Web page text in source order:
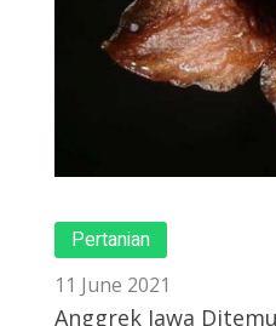
Pertanian
11 June 2021
Anggrek Jawa